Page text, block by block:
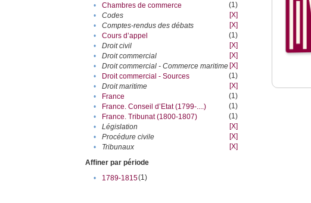
•
Chambres de commerce
(1)
•
Codes
[X]
•
Comptes-rendus des débats
[X]
•
Cours d’appel
(1)
•
Droit civil
[X]
•
Droit commercial
[X]
•
Droit commercial - Commerce maritime [X]
•
Droit commercial - Sources
(1)
•
Droit maritime
[X]
•
France
(1)
•
France. Conseil d’Etat (1799-....)
(1)
•
France. Tribunat (1800-1807)
(1)
•
Législation
[X]
•
Procédure civile
[X]
•
Tribunaux
[X]
Affiner par période
•
1789-1815(1)